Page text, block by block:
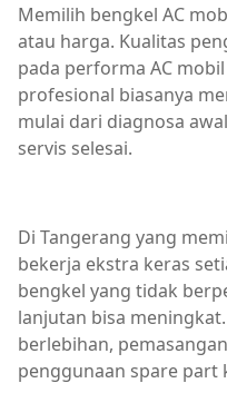
Memilih bengkel AC
atau harga. Kualitas
pada performa AC
profesional biasanya
mulai dari diagnosa
servis selesai.
Di Tangerang yang
bekerja ekstra keras
bengkel yang tidak
lanjutan bisa
berlebihan,
penggunaan spare part